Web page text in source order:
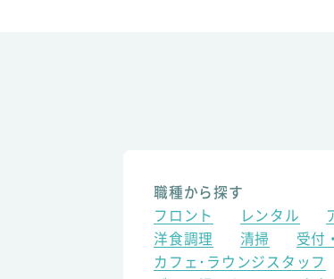
職種から探す
フロント
レンタル
洋食調理
清掃 受付
カフェ･ラウンジスタッフ